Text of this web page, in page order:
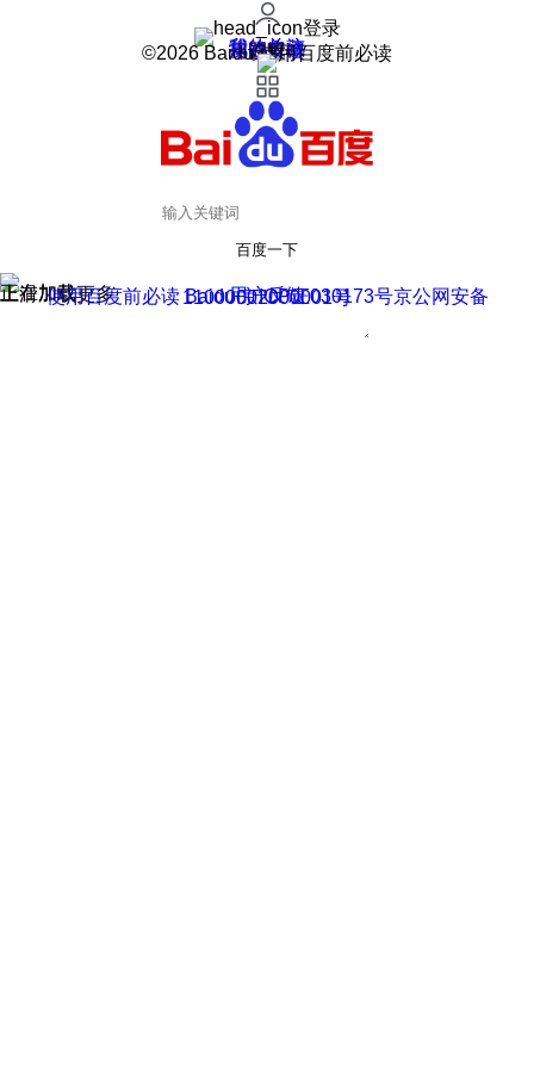
登录
我的关注
我的收藏
皮肤中心
用户反馈
设置
©2026 Baidu 使用百度前必读
百度一下
正在加载
上滑加载更多 用户反馈
使用百度前必读 Baidu 京ICP证030173号
京公网安备11000002000001号